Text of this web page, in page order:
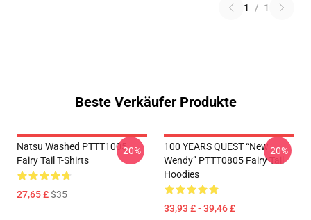
1 / 1
Beste Verkäufer Produkte
Natsu Washed PTTT1005
Fairy Tail T-Shirts
27,65 £$35
-20%
100 YEARS QUEST “New
Wendy” PTTT0805 Fairy Tail
Hoodies
33,93 £ - 39,46 £
-20%